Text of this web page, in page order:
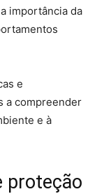
importância da
e
a compreender
e à
proteção